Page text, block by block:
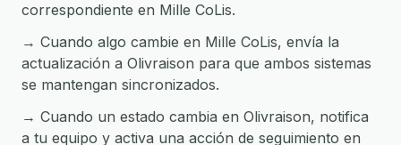
correspondiente en Mille CoLis.
→ Cuando algo cambie en Mille CoLis, envía la
actualización a Olivraison para que ambos sistemas
se mantengan sincronizados.
→ Cuando un estado cambia en Olivraison, notifica
a tu equipo y activa una acción de seguimiento en